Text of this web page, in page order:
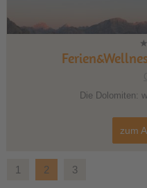
Die Dolomiten:
zum
1 2 3